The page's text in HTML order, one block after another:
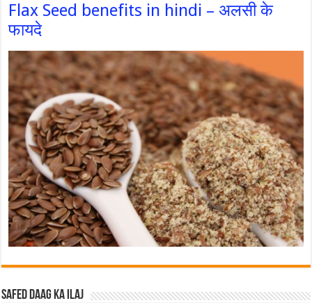
Flax Seed benefits in hindi – अलसी के
फायदे
Safed Daag ka ilaj